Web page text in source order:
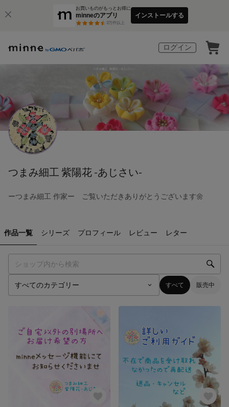
お買いものがもっとお得に
minneのアプリ
3万件以上
インストールする
ログイン
つまみ細工 紫陽花 -あじさい-
ーつまみ細工 作家ー ご覧いただきありがとうございます🌼
作品一覧 シリーズ プロフィール レビュー レター
すべて 販売中